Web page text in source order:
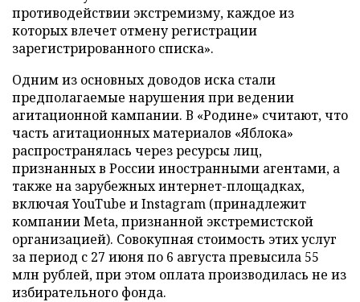
противодействии экстремизму, каждое из
которых влечет отмену регистрации
зарегистрированного списка».
Одним из основных доводов иска стали
предполагаемые нарушения при ведении
агитационной кампании. В «Родине» считают, что
часть агитационных материалов «Яблока»
распространялась через ресурсы лиц,
признанных в России иностранными агентами, а
также на зарубежных интернет-площадках,
включая YouTube и Instagram (принадлежит
компании Meta, признанной экстремистской
организацией). Совокупная стоимость этих услуг
за период с 27 июня по 6 августа превысила 55
млн рублей, при этом оплата производилась не из
избирательного фонда.